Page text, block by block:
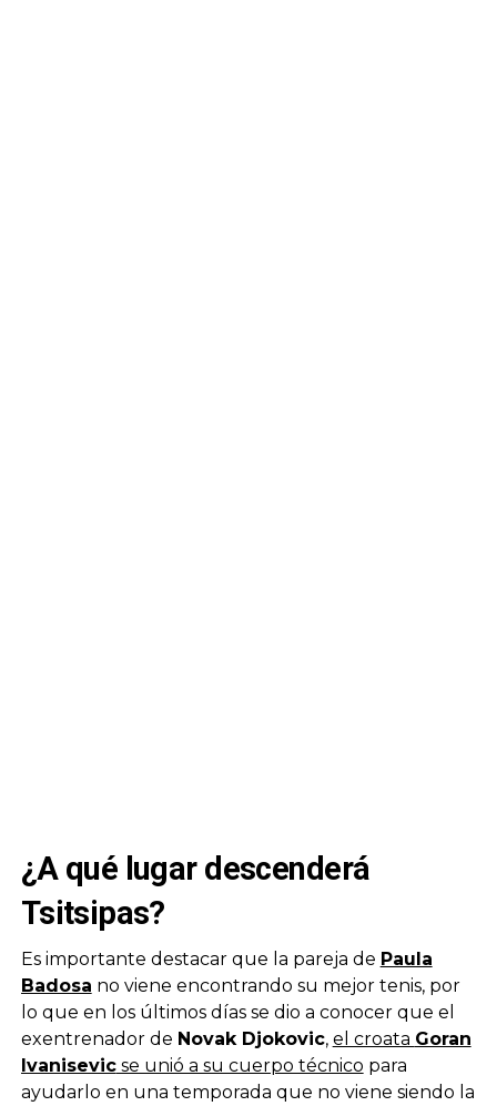
¿A qué lugar descenderá
Tsitsipas?
Es importante destacar que la pareja de Paula
Badosa no viene encontrando su mejor tenis, por
lo que en los últimos días se dio a conocer que el
exentrenador de Novak Djokovic, el croata Goran
Ivanisevicse unió a su cuerpo técnico para
ayudarlo en una temporada que no viene siendo la